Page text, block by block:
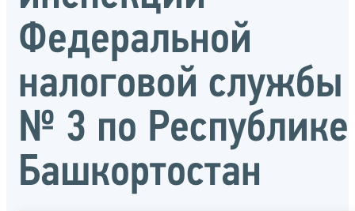
Федеральной
налоговой службы
№ 3 по Республике
Башкортостан